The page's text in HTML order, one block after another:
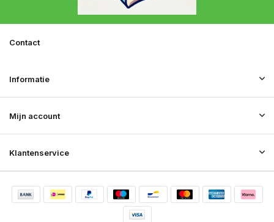
Klantenservice
Mijn account
Informatie
Contact